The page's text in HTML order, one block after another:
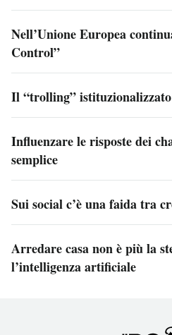
Nell’Unione Europea
Control”
Il “trolling”
Influenzare le risposte dei
semplice
Sui social c’è una faida tra
Arredare casa non è più la
l’intelligenza artificiale